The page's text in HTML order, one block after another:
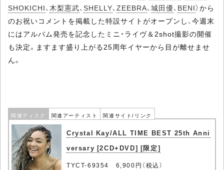
SHOKICHI、木梨憲武、SHELLY、ZEEBRA、城田優、 BENI）から
のお祝いコメントを掲載した特設サイトがオープンし、今週末
にはアルバム発売を記念したミニ・ライヴ＆2shot撮影の開催
も決定。ますます盛り上がる25周年イヤーから目が離せませ
ん。
関連ディスク 関連アーティスト 関連サイト/リンク
Crystal Kay/ALL TIME BEST 25th Anni
versary [2CD+DVD] [限定]
TYCT-69354 6,900円（税込）